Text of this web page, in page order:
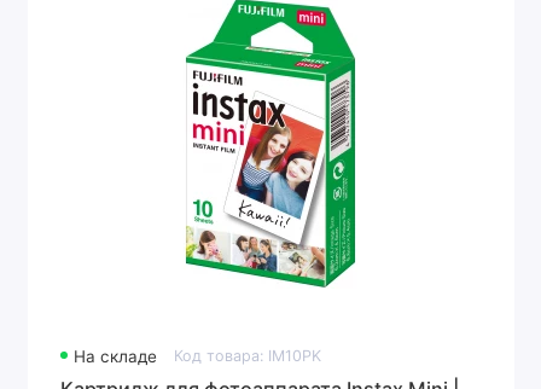
На складе Код товара: IM10PK